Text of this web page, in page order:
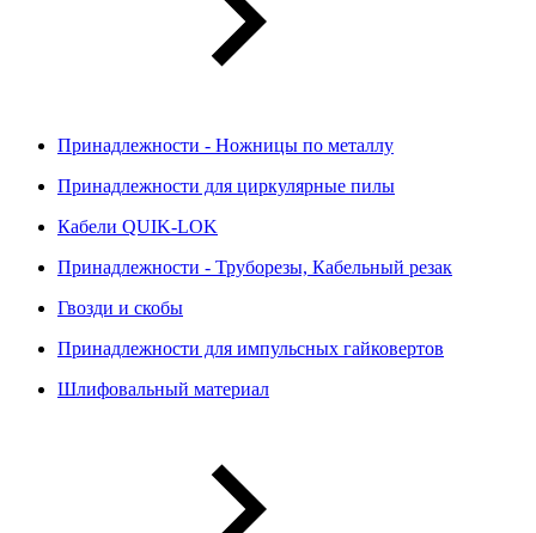
Принадлежности - Ножницы по металлу
Принадлежности для циркулярные пилы
Кабели QUIK-LOK
Принадлежности - Труборезы, Кабельный резак
Гвозди и скобы
Принадлежности для импульсных гайковертов
Шлифовальный материал